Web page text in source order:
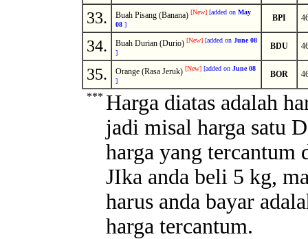
33. Buah Pisang (Banana) [New] [added on May
08 ]
BPI
34. Buah Durian (Durio) [New] [added on June 08
]
BDU
35. Orange (Rasa Jeruk) [New] [added on June 08
]
BOR
*** Harga diatas adalah
jadi misal harga satu
harga yang tercantum
JIka anda beli 5 kg,
harus anda bayar
harga tercantum.